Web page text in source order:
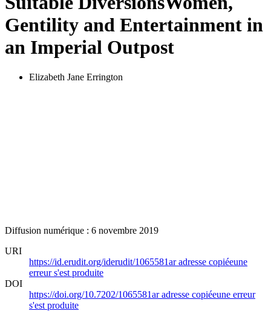
Gentility and Entertainment in
an Imperial Outpost
Elizabeth Jane Errington
Diffusion numérique : 6 novembre 2019
URI
https://id.erudit.org/iderudit/1065581aradresse copiéeune
erreur s'est produite
DOI
https://doi.org/10.7202/1065581aradresse copiéeune erreur
s'est produite